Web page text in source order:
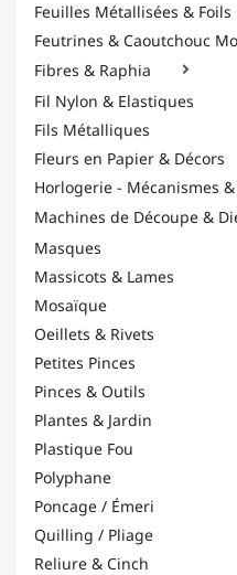
Feuilles Métallisées & Foils
Feutrines & Caoutchouc
Fibres & Raphia

Fil Nylon & Elastiques
Fils Métalliques
Fleurs en Papier & Décors
Horlogerie - Mécanismes
Machines de Découpe &
Masques
Massicots & Lames
Mosaïque
Oeillets & Rivets
Petites Pinces
Pinces & Outils
Plantes & Jardin
Plastique Fou
Polyphane
Poncage / Émeri
Quilling / Pliage
Reliure & Cinch